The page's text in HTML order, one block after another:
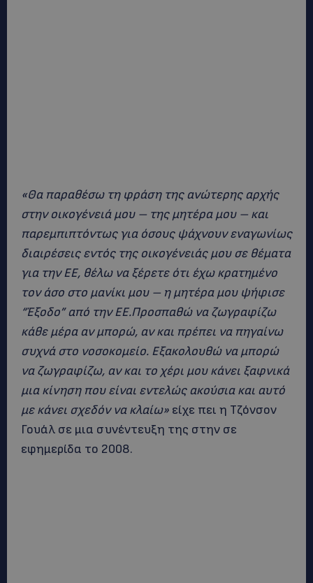
«Θα παραθέσω τη φράση της ανώτερης αρχής
στην οικογένειά μου – της μητέρα μου – και
παρεμπιπτόντως για όσους ψάχνουν εναγωνίως
διαιρέσεις εντός της οικογένειάς μου σε θέματα
για την ΕΕ, θέλω να ξέρετε ότι έχω κρατημένο
τον άσο στο μανίκι μου – η μητέρα μου ψήφισε
“Έξοδο” από την ΕΕ.Προσπαθώ να ζωγραφίζω
κάθε μέρα αν μπορώ, αν και πρέπει να πηγαίνω
συχνά στο νοσοκομείο. Εξακολουθώ να μπορώ
να ζωγραφίζω, αν και το χέρι μου κάνει ξαφνικά
μια κίνηση που είναι εντελώς ακούσια και αυτό
με κάνει σχεδόν να κλαίω» είχε πει η Τζόνσον
Γουάλ σε μια συνέντευξη της στην σε
εφημερίδα το 2008.